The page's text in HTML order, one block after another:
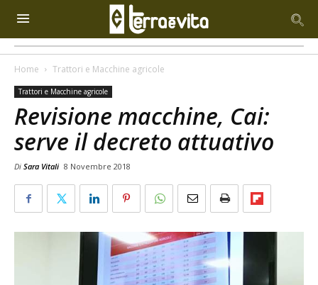
Home Trattori e Macchine agricole
Trattori e Macchine agricole
Revisione macchine, Cai:
serve il decreto attuativo
Di Sara Vitali 8 Novembre 2018